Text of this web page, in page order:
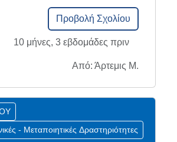
Προβολή Σχολίου
10 μήνες, 3 εβδομάδες πριν
Από: Άρτεμις Μ.
- Μεταποιητικές Δραστηριότητες